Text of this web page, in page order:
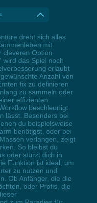
dreht sich alles
mit
cleveren Option
wird das Spiel noch
erlaubt
Anzahl von
fix zu definieren
zu sammeln oder
effizienten
beschleunigt
lässt. Besonders bei
du beispielsweise
benötigst, oder bei
verlangen, zeigt
So bleibst du
oder stürzt dich in
Funktion ist ideal, um
zu nutzen und
Ob Anfänger, die die
oder Profis, die